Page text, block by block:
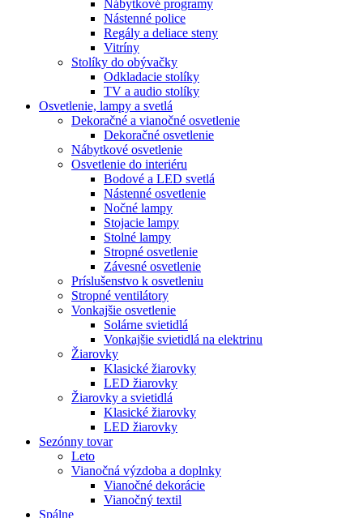
Nábytkové programy
Nástenné police
Regály a deliace steny
Vitríny
Stolíky do obývačky
Odkladacie stolíky
TV a audio stolíky
Osvetlenie, lampy a svetlá
Dekoračné a vianočné osvetlenie
Dekoračné osvetlenie
Nábytkové osvetlenie
Osvetlenie do interiéru
Bodové a LED svetlá
Nástenné osvetlenie
Nočné lampy
Stojacie lampy
Stolné lampy
Stropné osvetlenie
Závesné osvetlenie
Príslušenstvo k osvetleniu
Stropné ventilátory
Vonkajšie osvetlenie
Solárne svietidlá
Vonkajšie svietidlá na elektrinu
Žiarovky
Klasické žiarovky
LED žiarovky
Žiarovky a svietidlá
Klasické žiarovky
LED žiarovky
Sezónny tovar
Leto
Vianočná výzdoba a doplnky
Vianočné dekorácie
Vianočný textil
Spálne